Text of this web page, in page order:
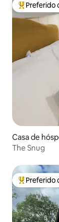
Entre os
Preferido
Casa de
The Snug
Entre os
Preferido